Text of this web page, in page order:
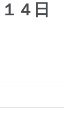
１４